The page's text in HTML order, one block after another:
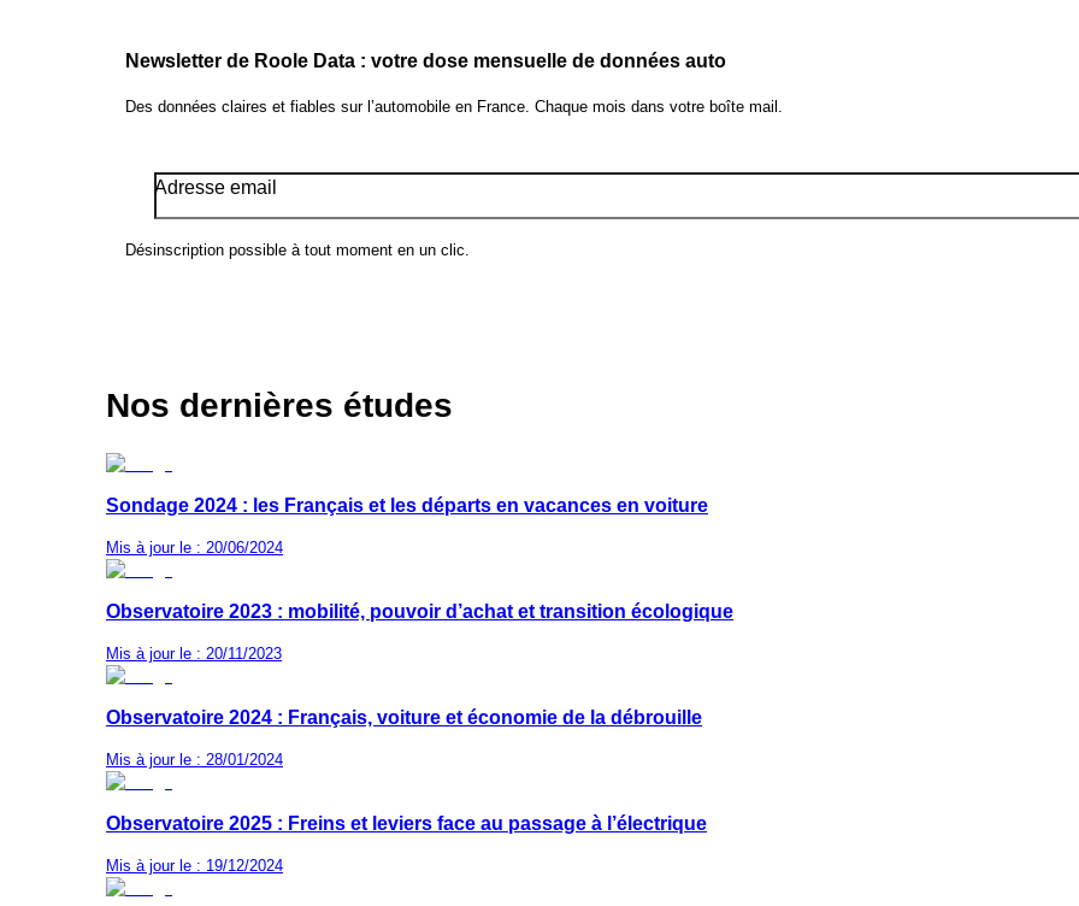
Newsletter de Roole Data : votre dose mensuelle de données auto
Des données claires et fiables sur l’automobile en France. Chaque mois dans votre boîte mail.
Adresse email
Désinscription possible à tout moment en un clic.
Nos dernières études
Sondage 2024 : les Français et les départs en vacances en voiture
Mis à jour le : 20/06/2024
Observatoire 2023 : mobilité, pouvoir d’achat et transition écologique
Mis à jour le : 20/11/2023
Observatoire 2024 : Français, voiture et économie de la débrouille
Mis à jour le : 28/01/2024
Observatoire 2025 : Freins et leviers face au passage à l’électrique
Mis à jour le : 19/12/2024